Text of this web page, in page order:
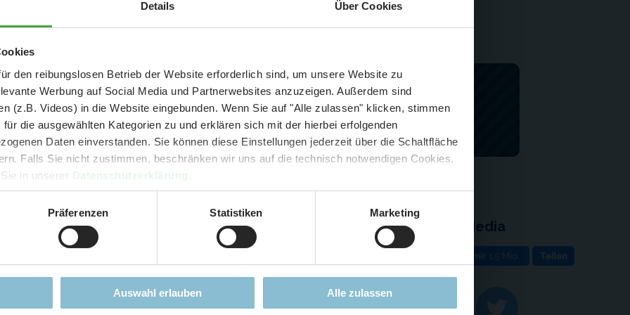
Details Über Cookies
den reibungslosen Betrieb der Website erforderlich sind, um unsere Website zu
Werbung auf Social Media und Partnerwebsites anzuzeigen. Außerdem sind
(z.B. Videos) in die Website eingebunden. Wenn Sie auf "Alle zulassen" klicken, stimmen
die ausgewählten Kategorien zu und erklären sich mit der hierbei erfolgenden
Daten einverstanden. Sie können diese Einstellungen jederzeit über die Schaltfläche
Falls Sie nicht zustimmen, beschränken wir uns auf die technisch notwendigen Cookies.
in unserer Datenschutzerklärung
Präferenzen Statistiken Marketing
Auswahl erlauben Alle zulassen
Kirmes einfließen werden. Aber erstmal... gute Fahrt!
Cookie-Einstellungen nicht angezeigt werden.
Jobs
Arbeiten im Miniatur
Wunderland
Aktuelle Jobangebote
Presse
Presseseite
Akkreditierung & Kontakt
Pressemitteilungen
Social Media
Schließen
Aktuelle Mitteilung
25 % Ersparnis bei Große Pötte & kleine Züge im August
und September - ohne Wartezeit
- Abendliche Hafenrundfahrt/Lichterfahrt 🛥️
- anschließender Wunderland-BesuchOHNEWartezeit 🚂
- Audiopräsentation: "Die Geschichte des Wunderlandes"
und Pommes mit Getränk zum Sonderpreis von 9,00 € 🍟
nur 34,90 € (statt ca. 47,- € einzeln -